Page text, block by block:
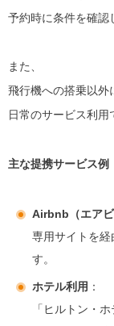
予約時に条件を確認
また、
飛行機への搭乗以外
日常のサービス利用
主な提携サービス例
Airbnb（エアビ
専用サイトを経
す。
ホテル利用 ：
「ヒルトン・